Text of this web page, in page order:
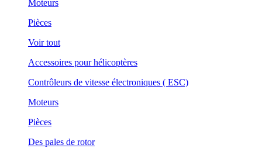
Moteurs
Pièces
Voir tout
Accessoires pour hélicoptères
Contrôleurs de vitesse électroniques ( ESC)
Moteurs
Pièces
Des pales de rotor